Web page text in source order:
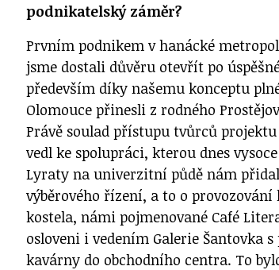
podnikatelský záměr?
Prvním podnikem v hanácké
jsme dostali důvěru otevřít po
především díky našemu konceptu
Olomouce přinesli z rodného
Právě soulad přístupu tvůrců
vedl ke spolupráci, kterou dnes
Lyraty na univerzitní půdě nám
výběrového řízení, a to o provozování
kostela, námi pojmenované Café
osloveni i vedením Galerie Šantovka
kavárny do obchodního centra. To